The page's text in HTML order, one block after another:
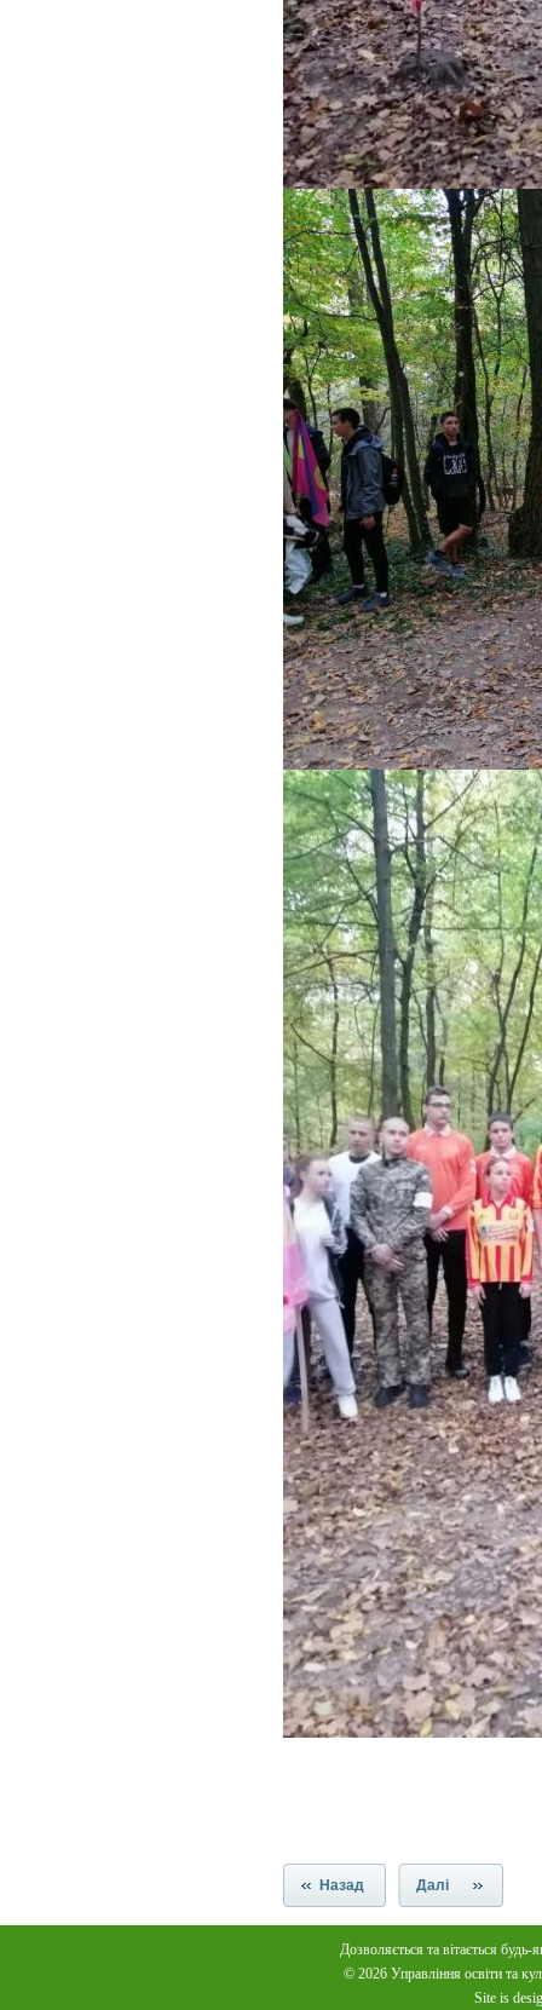
Назад Далі
Дозволяється та вітається будь-
© 2026 Управління освіти та
Site is